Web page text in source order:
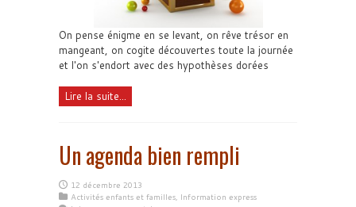
On pense énigme en se levant, on rêve trésor en
mangeant, on cogite découvertes toute la journée
et l'on s'endort avec des hypothèses dorées
Lire la suite...
Un agenda bien rempli
12 décembre 2013
Activités enfants et familles Information express